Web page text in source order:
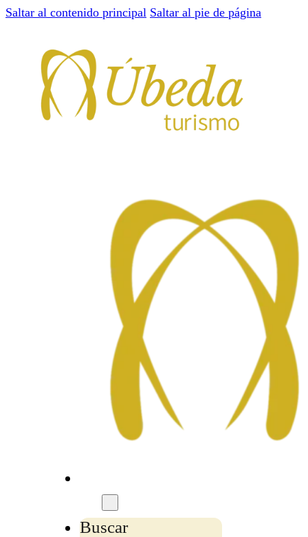
Saltar al contenido principal Saltar al pie de página
Buscar